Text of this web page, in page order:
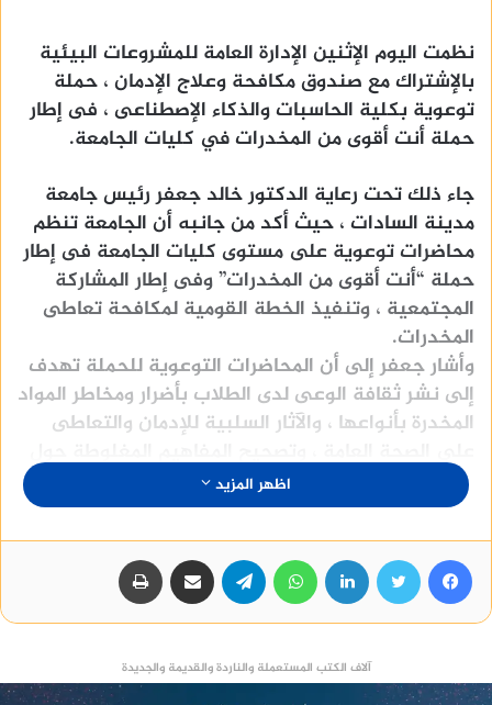
نظمت اليوم الإثنين الإدارة العامة للمشروعات البيئية
بالإشتراك مع صندوق مكافحة وعلاج الإدمان ، حملة
توعوية بكلية الحاسبات والذكاء الإصطناعى ، فى إطار
حملة أنت أقوى من المخدرات في كليات الجامعة.
جاء ذلك تحت رعاية الدكتور خالد جعفر رئيس جامعة
مدينة السادات ، حيث أكد من جانبه أن الجامعة تنظم
محاضرات توعوية على مستوى كليات الجامعة فى إطار
حملة “أنت أقوى من المخدرات” وفى إطار المشاركة
المجتمعية ، وتنفيذ الخطة القومية لمكافحة تعاطى
المخدرات.
وأشار جعفر إلى أن المحاضرات التوعوية للحملة تهدف
إلى نشر ثقافة الوعى لدى الطلاب بأضرار ومخاطر المواد
المخدرة بأنواعها ، والآثار السلبية للإدمان والتعاطى
المخدرات ، وتزويد الطلبة بالمهارات التى تمكنهم من
مواجهة مخاطر التعاطى ، بما يساهم في بناء طالب
نافع للمجتمع والوطن.
اظهر المزيد
آلاف الكتب المستعملة والناردة والقديمة والجديدة